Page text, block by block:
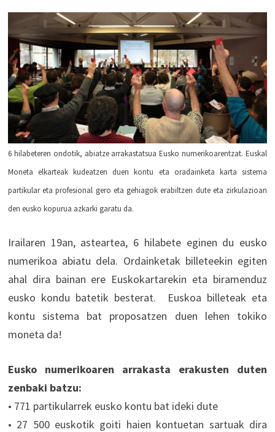
6 hilabeteren ondotik, abiatze arrakastatsua Eusko numerikoarentzat. Euskal
Moneta elkarteak kudeatzen duen kontu eta oradainketa karta sistema
partikular eta profesional gero eta gehiagok erabiltzen dute eta zirkulazioan
den eusko kopurua azkarki garatu da.
Irailaren 19an, asteartea, 6 hilabete eginen du eusko
numerikoa abiatu dela. Ordainketak billeteekin egiten
ahal dira bainan ere Euskokartarekin eta biramenduz
eusko kondu batetik besterat. Euskoa billeteak eta
kontu sistema bat proposatzen duen lehen tokiko
moneta da!
Eusko numerikoaren arrakasta erakusten duten
zenbaki batzu:
• 771 partikularrek eusko kontu bat ideki dute
• 27 500 euskotik goiti haien kontuetan sartuak dira